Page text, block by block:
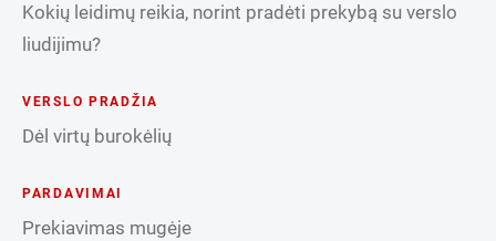
Kokių leidimų reikia, norint pradėti prekybą su verslo
liudijimu?
VERSLO PRADŽIA
Dėl virtų burokėlių
PARDAVIMAI
Prekiavimas mugėje